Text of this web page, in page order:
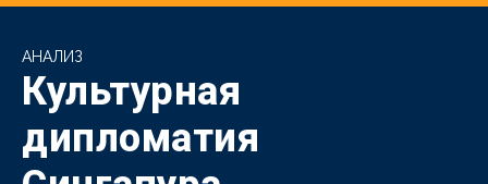
АНАЛИЗ
Культурная
дипломатия